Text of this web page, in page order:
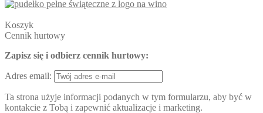
Koszyk
Cennik hurtowy
Zapisz się i odbierz cennik hurtowy:
Adres email:
Ta strona użyje informacji podanych w tym formularzu, aby być w
kontakcie z Tobą i zapewnić aktualizacje i marketing.